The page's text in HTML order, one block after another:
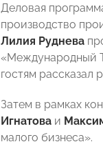
Деловая
производство
Лилия Руднева
«Международный
гостям рассказал
Затем в рамках
Игнатова и
малого бизнеса».